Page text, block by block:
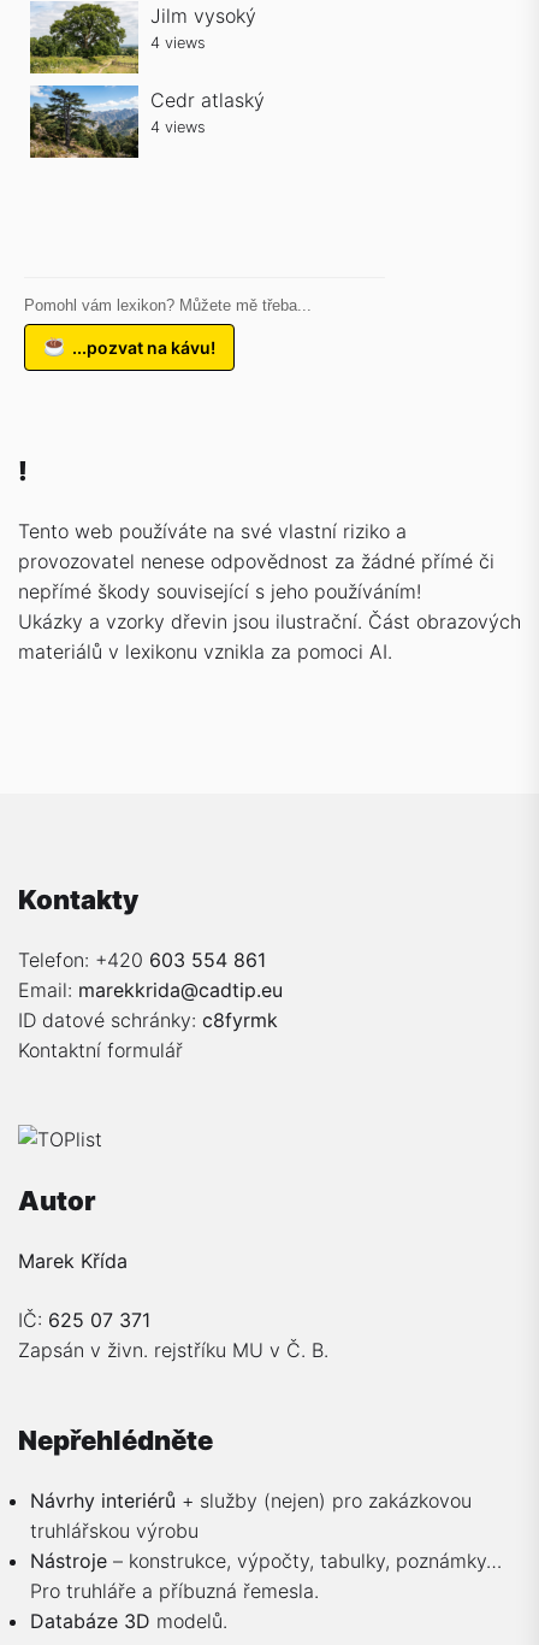
Jilm vysoký
4 views
Cedr atlaský
4 views
Pomohl vám lexikon? Můžete mě třeba...
...pozvat na kávu!
!
Tento web používáte na své vlastní riziko a
provozovatel nenese odpovědnost za žádné přímé či
nepřímé škody související s jeho používáním!
Ukázky a vzorky dřevin jsou ilustrační. Část obrazových
materiálů v lexikonu vznikla za pomoci AI.
Kontakty
Telefon: +420 603 554 861
Email: marekkrida@cadtip.eu
ID datové schránky: c8fyrmk
Kontaktní formulář
Autor
Marek Křída
IČ: 625 07 371
Zapsán v živn. rejstříku MU v Č. B.
Nepřehlédněte
Návrhy interiérů + služby (nejen) pro zakázkovou
truhlářskou výrobu
Nástroje – konstrukce, výpočty, tabulky, poznámky…
Pro truhláře a příbuzná řemesla.
Databáze 3D modelů.